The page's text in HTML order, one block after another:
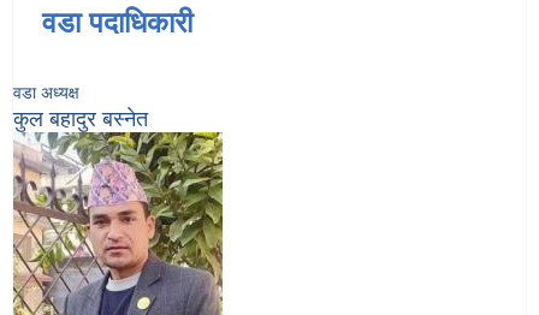
वडा पदाधिकारी
वडा अध्यक्ष
कुल बहादुर बस्‍नेत